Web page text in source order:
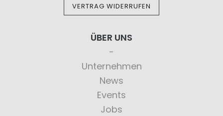
VERTRAG WIDERRUFEN
ÜBER UNS
Unternehmen
News
Events
Jobs